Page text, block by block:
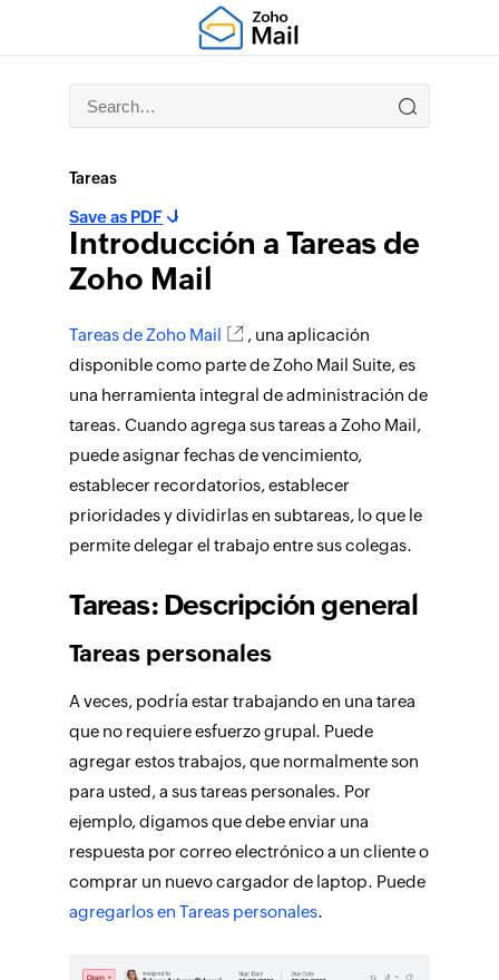
Tareas
Introducción a Tareas de
Zoho Mail
Save as PDF
Tareasde Zoho Mail
, una aplicación
disponible como parte de Zoho Mail Suite, es
una herramienta integral de administración de
tareas. Cuando agrega sus tareas a Zoho Mail,
puede asignar fechas de vencimiento,
establecer recordatorios, establecer
prioridades y dividirlas en subtareas, lo que le
permite delegar el trabajo entre sus colegas.
Tareas: Descripción general
Tareas personales
A veces, podría estar trabajando en una tarea
que no requiere esfuerzo grupal. Puede
agregar estos trabajos, que normalmente son
para usted, a sus tareas personales. Por
ejemplo, digamos que debe enviar una
respuesta por correo electrónico a un cliente o
comprar un nuevo cargador de laptop. Puede
agregarlos enTareas personales.